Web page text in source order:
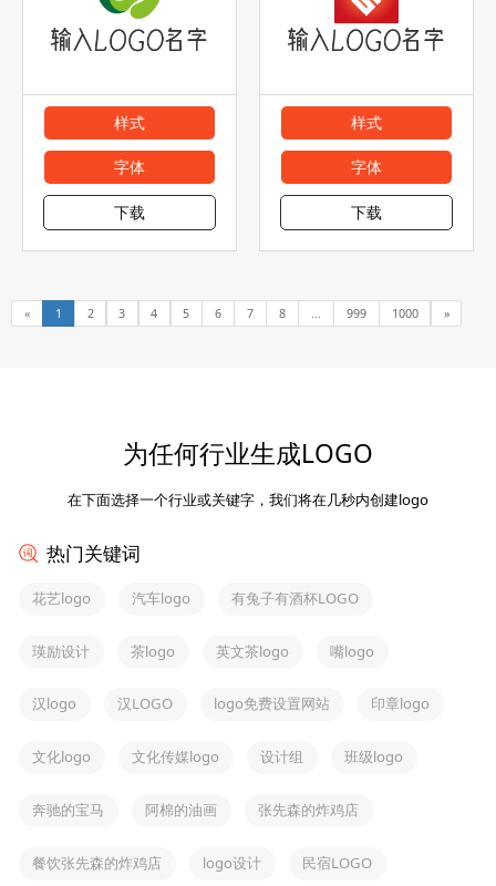
样式
字体
下载
样式
字体
下载
« 1 2 3 4 5 6 7 8 999 1000 »
为任何行业生成LOGO
在下面选择一个行业或关键字，我们将在几秒内创建logo
热门关键词
花艺logo 汽车logo 有兔子有酒杯LOGO
瑛励设计 茶logo 英文茶logo 嘴logo
汉logo 汉LOGO logo免费设置网站 印章logo
文化logo 文化传媒logo 设计组 班级logo
奔驰的宝马 阿棉的油画 张先森的炸鸡店
餐饮张先森的炸鸡店 logo设计 民宿LOGO